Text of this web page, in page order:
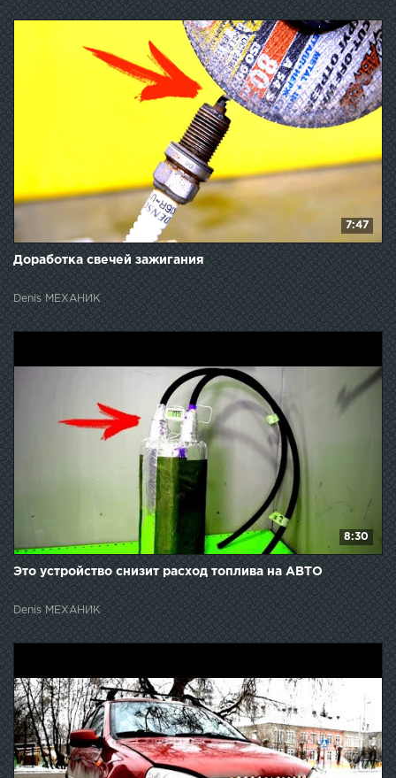
7:47
Доработка свечей зажигания
Denis МЕХАНИК
8:30
Это устройство снизит расход топлива на АВТО
Denis МЕХАНИК